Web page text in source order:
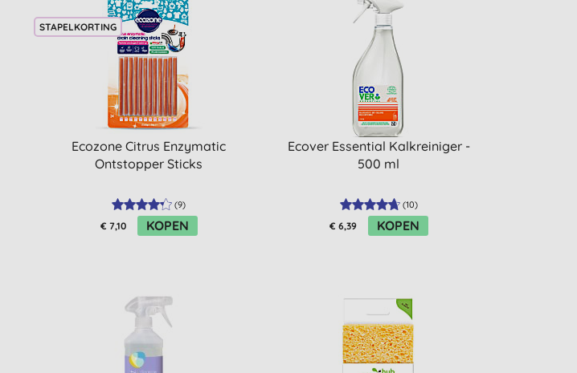
STAPELKORTING
Ecozone Citrus Enzymatic
Ontstopper Sticks
(9)
€ 7,10 KOPEN
Ecover Essential Kalkreiniger -
500 ml
(10)
€ 6,39 KOPEN